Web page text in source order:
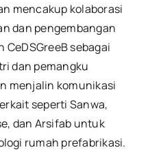
mencakup kolaborasi
dan pengembangan
sebagai
dan pemangku
menjalin komunikasi
seperti Sanwa,
dan Arsifab untuk
rumah prefabrikasi.